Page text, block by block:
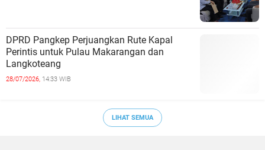
DPRD Pangkep Perjuangkan Rute Kapal
Perintis untuk Pulau Makarangan dan
Langkoteang
28/07/2026, 14:33 WIB
LIHAT SEMUA